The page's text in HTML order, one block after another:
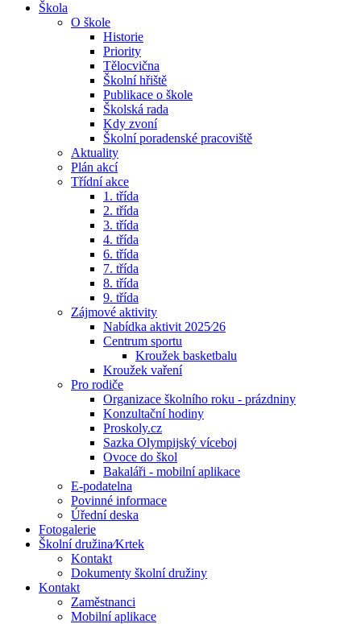
Škola
O škole
Historie
Priority
Tělocvična
Školní hřiště
Publikace o škole
Školská rada
Kdy zvoní
Školní poradenské pracoviště
Aktuality
Plán akcí
Třídní akce
1. třída
2. třída
3. třída
4. třída
6. třída
7. třída
8. třída
9. třída
Zájmové aktivity
Nabídka aktivit 2025⁄26
Centrum sportu
Kroužek basketbalu
Kroužek vaření
Pro rodiče
Organizace školního roku - prázdniny
Konzultační hodiny
Proskoly.cz
Sazka Olympijský víceboj
Ovoce do škol
Bakaláři - mobilní aplikace
E-podatelna
Povinné informace
Úřední deska
Fotogalerie
Školní družina⁄Krtek
Kontakt
Dokumenty školní družiny
Kontakt
Zaměstnanci
Mobilní aplikace